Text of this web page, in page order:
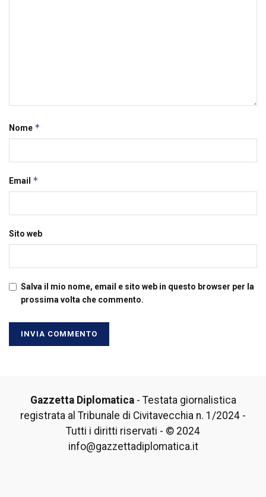
Nome *
Email *
Sito web
Salva il mio nome, email e sito web in questo browser per la
prossima volta che commento.
Gazzetta Diplomatica- Testata giornalistica
registrata al Tribunale di Civitavecchia n. 1/2024 -
Tutti i diritti riservati - © 2024
info@gazzettadiplomatica.it